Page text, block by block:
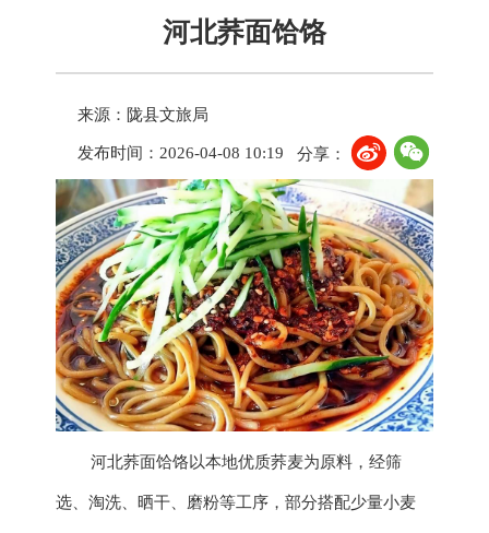
河北荞面饸饹
来源：陇县文旅局
发布时间：2026-04-08 10:19 分享：
河北荞面饸饹以本地优质荞麦为原料，经筛
选、淘洗、晒干、磨粉等工序，部分搭配少量小麦